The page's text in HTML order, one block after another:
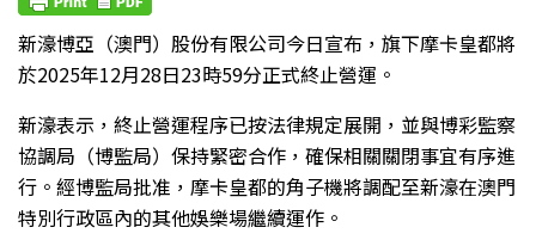
新濠博亞（澳門）股份有限公司今日宣布，旗下摩卡皇都將
於2025年12月28日23時59分正式終止營運。
新濠表示，終止營運程序已按法律規定展開，並與博彩監察
協調局（博監局）保持緊密合作，確保相關關閉事宜有序進
行。經博監局批准，摩卡皇都的角子機將調配至新濠在澳門
特別行政區內的其他娛樂場繼續運作。